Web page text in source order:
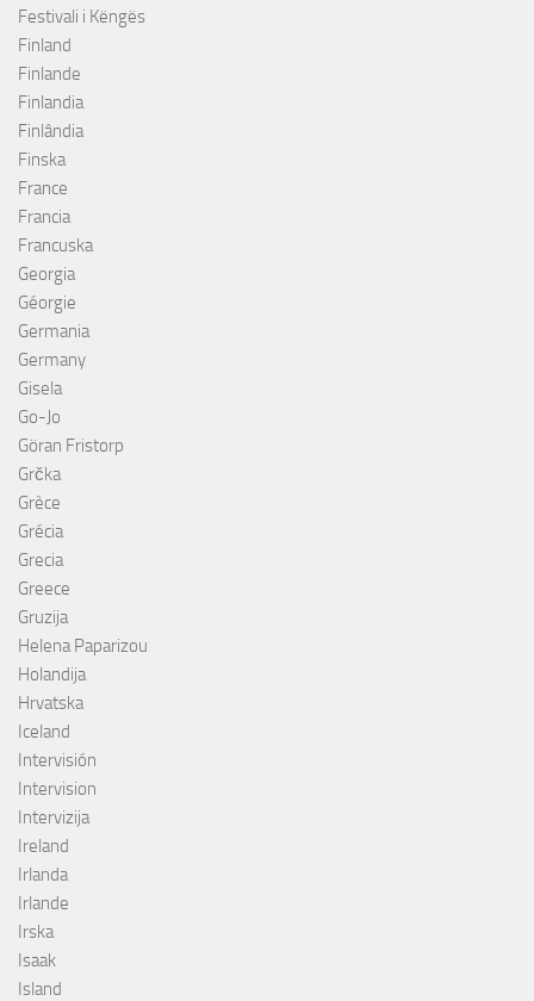
Festivali i Këngës
Finland
Finlande
Finlandia
Finlândia
Finska
France
Francia
Francuska
Georgia
Géorgie
Germania
Germany
Gisela
Go-Jo
Göran Fristorp
Grčka
Grèce
Grécia
Grecia
Greece
Gruzija
Helena Paparizou
Holandija
Hrvatska
Iceland
Intervisión
Intervision
Intervizija
Ireland
Irlanda
Irlande
Irska
Isaak
Island